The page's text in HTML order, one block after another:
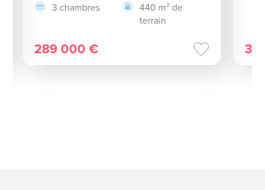
3 chambres
440 m² de
terrain
289 000 € 34